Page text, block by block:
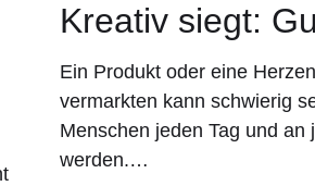
Kreativ siegt:
Ein Produkt oder eine
vermarkten kann schwierig
Menschen jeden Tag und
werden.…